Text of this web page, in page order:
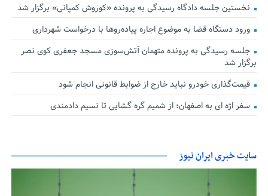
نخستین جلسه دادگاه رسیدگی به پرونده «کوروش کمپانی» برگزار شد
ورود دستگاه قضا به موضوع اجاره پیاده‌روها با درخواست شهرداری
جلسه رسیدگی به پرونده متهمان آتش‌سوزی مسجد جعفری کوی نصر
برگزار شد
قیمت‌گذاری خودرو نباید خارج از ضوابط قانونی انجام شود
سفر اژه ای به اصفهان؛ از شمیم گره گشایی تا نسیم دادمندی
سایت خبری ایران نیوز